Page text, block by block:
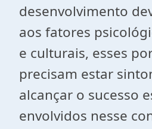
desenvolvimento
aos fatores
e culturais, esses
precisam estar
alcançar o sucesso
envolvidos nesse